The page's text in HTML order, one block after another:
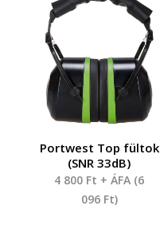
Portwest Top fültok
(SNR 33dB)
4 800 Ft + ÁFA (6
096 Ft)